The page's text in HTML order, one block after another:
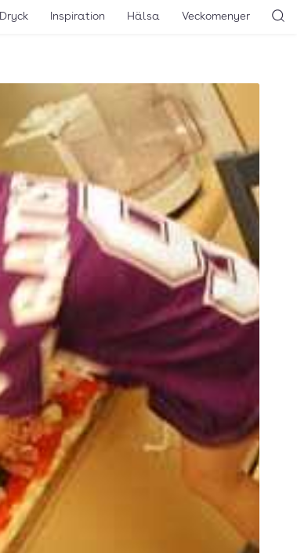
Dryck Inspiration Hälsa Veckomenyer